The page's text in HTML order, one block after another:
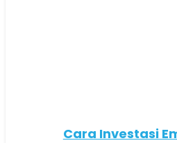
Cara Investasi